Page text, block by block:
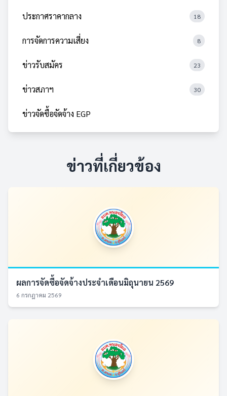
ประกาศราคากลาง 18
การจัดการความเสี่ยง 8
ข่าวรับสมัคร 23
ข่าวสภาฯ 30
ข่าวจัดซื้อจัดจ้าง EGP
ข่าวที่เกี่ยวข้อง
ผลการจัดซื้อจัดจ้างประจำเดือนมิถุนายน 2569
6 กรกฎาคม 2569